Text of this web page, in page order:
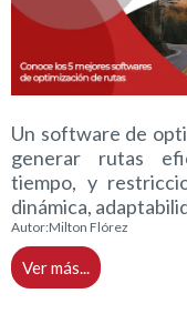
Un software de
generar rutas
tiempo, y
dinámica,
Autor:Milton Flórez
Ver más...